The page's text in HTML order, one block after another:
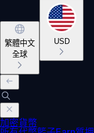
繁體中文
全球
USD
加密貨幣